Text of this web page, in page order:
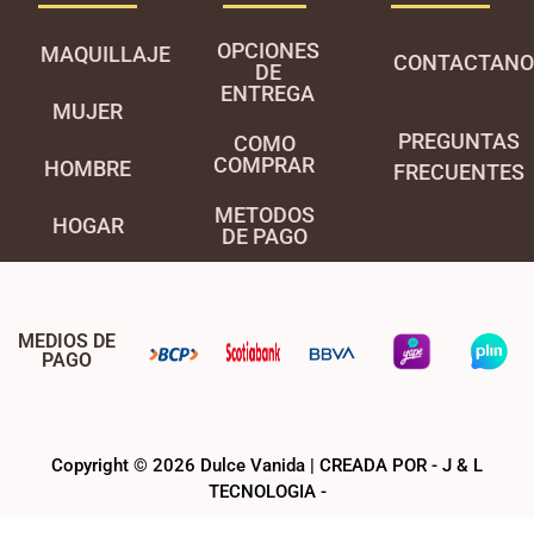
MAQUILLAJE
MUJER
HOMBRE
HOGAR
OPCIONES
DE
ENTREGA
COMO
COMPRAR
METODOS
DE PAGO
PREGUNTAS
FRECUENTES
MEDIOS DE
PAGO
Copyright © 2026 Dulce Vanida | CREADA POR - J & L
TECNOLOGIA -